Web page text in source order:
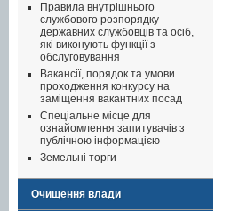
Правила внутрішнього
службового розпорядку
державних службовців та осіб,
які виконують функції з
обслуговування
Вакансії, порядок та умови
проходження конкурсу на
заміщення вакантних посад
Спеціальне місце для
ознайомлення запитувачів з
публічною інформацією
Земельні торги
Очищення влади